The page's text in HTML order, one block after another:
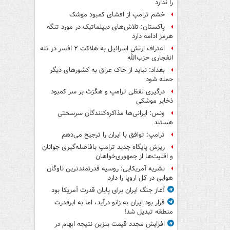
را ندارد
خشم ترامپ از افشای کمبود موشک
پاکستان: تلاش‌های دیپلماتیک در مورد تنگه
هرمز ادامه دارد
اعتراف ارتش اسرائیل به هلاکت ۲ افسر در تله
انفجاری حزب‌الله
بغداد: نباید از خاک عراق به کشورهای دیگر
حمله شود
درگیری لفظی ترامپ و هگزث بر سر کمبود
ذخایر موشکی
ونس: ایرانی‌ها مذاکره‌کنندگان سرسختی
هستند
ترامپ: توافق با ایران را ترجیح می‌دهم
ریزش پایگاه جدید ترامپ بافاصله‌گیری جوانان
و اقلیت‌ها از جمهوری‌خواهان
نشریه آمریکایی: روسیه قدرتمندترین ناوگان
هوایی در کل اروپا را دارد
آغاز جنگ ایران برای پایان قدرت آمریکا بود
قرار بود ایران به زانو درآید، اما به ابرقدرت
منطقه تبدیل شد!
افزایش مجدد قیمت بنزین نتیجه ابهام در